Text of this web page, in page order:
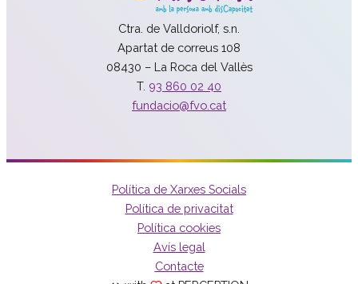
Ctra. de Valldoriolf, s.n.
Apartat de correus 108
08430 – La Roca del Vallès
T. 93 860 02 40
fundacio@fvo.cat
Política de Xarxes Socials
Política de privacitat
Política cookies
Avís legal
Contacte